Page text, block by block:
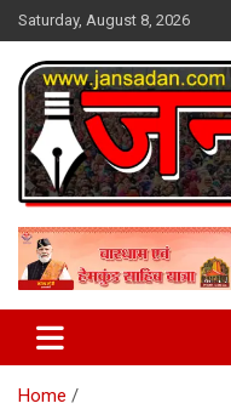
Skip
to
content
Saturday, August 8, 2026
Jan Sadan
Home